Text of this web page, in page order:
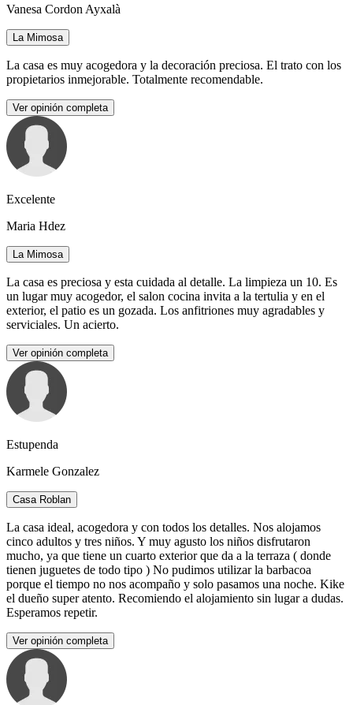
Vanesa Cordon Ayxalà
La Mimosa
La casa es muy acogedora y la decoración preciosa. El trato con los
propietarios inmejorable. Totalmente recomendable.
Ver opinión completa
Excelente
Maria Hdez
La Mimosa
La casa es preciosa y esta cuidada al detalle. La limpieza un 10. Es
un lugar muy acogedor, el salon cocina invita a la tertulia y en el
exterior, el patio es un gozada. Los anfitriones muy agradables y
serviciales. Un acierto.
Ver opinión completa
Estupenda
Karmele Gonzalez
Casa Roblan
La casa ideal, acogedora y con todos los detalles. Nos alojamos
cinco adultos y tres niños. Y muy agusto los niños disfrutaron
mucho, ya que tiene un cuarto exterior que da a la terraza ( donde
tienen juguetes de todo tipo ) No pudimos utilizar la barbacoa
porque el tiempo no nos acompaño y solo pasamos una noche. Kike
el dueño super atento. Recomiendo el alojamiento sin lugar a dudas.
Esperamos repetir.
Ver opinión completa